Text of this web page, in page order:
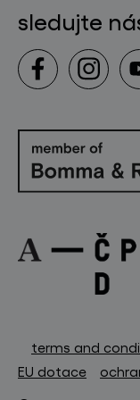
sledujte
terms and
EU dotace